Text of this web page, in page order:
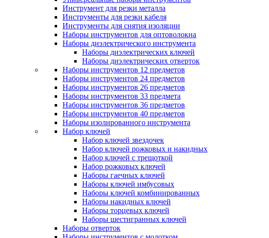
Инструмент для резки металла
Инструменты для резки кабеля
Инструменты для снятия изоляции
Наборы инструментов для оптоволокна
Наборы диэлектрического инструмента
Наборы диэлектрических ключей
Наборы диэлектрических отверток
Наборы инструментов 12 предметов
Наборы инструментов 24 предметов
Наборы инструментов 26 предметов
Наборы инструментов 33 предмета
Наборы инструментов 36 предметов
Наборы инструментов 40 предметов
Наборы изолированного инструмента
Набор ключей
Набор ключей звездочек
Набор ключей рожковых и накидных
Набор ключей с трещоткой
Набор рожковых ключей
Наборы гаечных ключей
Наборы ключей имбусовых
Наборы ключей комбинированных
Наборы накидных ключей
Наборы торцевых ключей
Наборы шестигранных ключей
Наборы отверток